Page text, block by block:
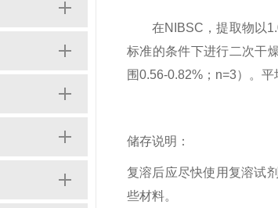
在NIBSC，提取物以
标准的条件下进行二次干
围0.56-0.82%；n=3）。
储存说明：
复溶后应尽快使用复溶试
些材料。